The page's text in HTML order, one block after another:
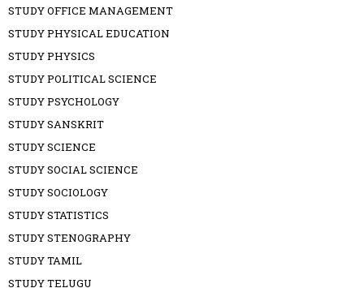
STUDY OFFICE MANAGEMENT
STUDY PHYSICAL EDUCATION
STUDY PHYSICS
STUDY POLITICAL SCIENCE
STUDY PSYCHOLOGY
STUDY SANSKRIT
STUDY SCIENCE
STUDY SOCIAL SCIENCE
STUDY SOCIOLOGY
STUDY STATISTICS
STUDY STENOGRAPHY
STUDY TAMIL
STUDY TELUGU